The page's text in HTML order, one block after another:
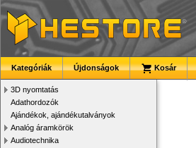
Kategóriák Újdonságok Kosár
3D nyomtatás
Adathordozók
Ajándékok, ajándékutalványok
Analóg áramkörök
Audiotechnika